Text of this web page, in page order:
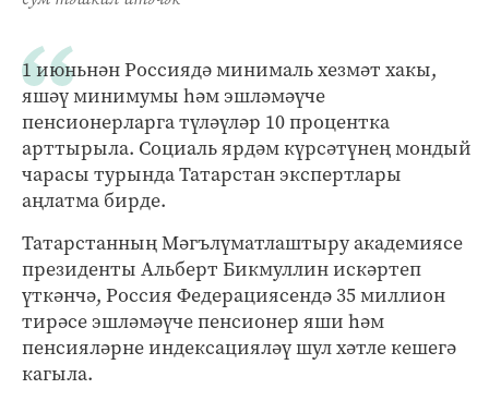
1 июньнән Россиядә минималь хезмәт хакы,
яшәү минимумы һәм эшләмәүче
пенсионерларга түләүләр 10 процентка
арттырыла. Социаль ярдәм күрсәтүнең мондый
чарасы турында Татарстан экспертлары
аңлатма бирде.
Татарстанның Мәгълүматлаштыру академиясе
президенты Альберт Бикмуллин искәртеп
үткәнчә, Россия Федерациясендә 35 миллион
тирәсе эшләмәүче пенсионер яши һәм
пенсияләрне индексацияләү шул хәтле кешегә
кагыла.